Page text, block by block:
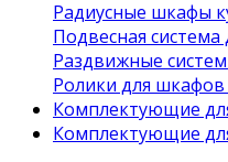
Радиусные шкафы
Подвесная
Раздвижные
Ролики для шкафов
Комплектующие
Комплектующие